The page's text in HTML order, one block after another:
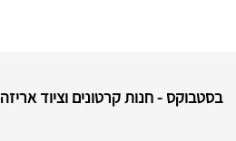
בסטבוקס - חנות קרטונים וציוד אריזה